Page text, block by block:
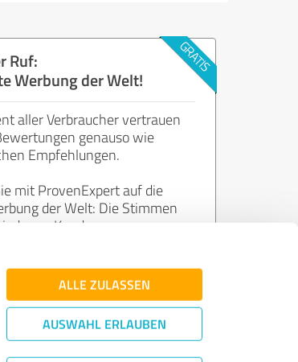
ALLE ZULASSEN
AUSWAHL ERLAUBEN
Ruf:
Werbung der Welt!
aller Verbraucher vertrauen
genauso wie
Empfehlungen.
mit ProvenExpert auf die
der Welt: Die Stimmen
Kunden.
Jetzt kostenlos starten